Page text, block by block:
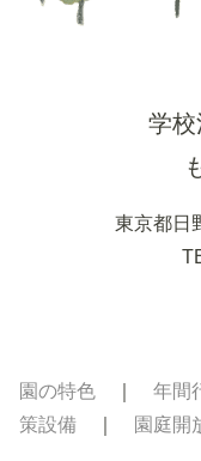
学
東京都日
園の特色 年間
策設備
園庭開